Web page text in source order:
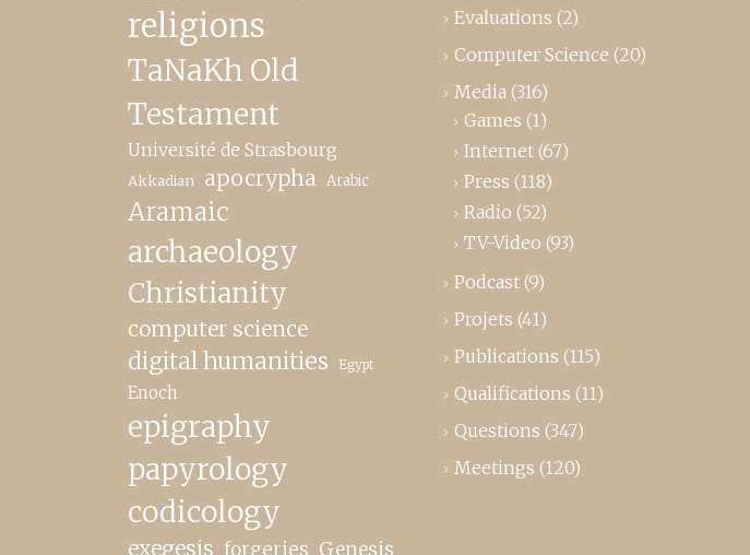
religions
TaNaKh Old
Testament
Université de Strasbourg
Akkadian apocrypha Arabic
Aramaic
archaeology
Christianity
computer science
digital humanities Egypt
Enoch
epigraphy
papyrology
codicology
exegesis forgeries Genesis
Evaluations (2)
Computer Science (20)
Media (316)
Games (1)
Internet (67)
Press (118)
Radio (52)
TV-Video (93)
Podcast (9)
Projets (41)
Publications (115)
Qualifications (11)
Questions (347)
Meetings (120)